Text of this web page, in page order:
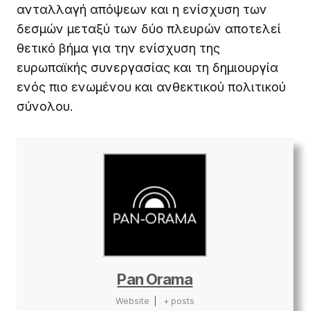
ανταλλαγή απόψεων και η ενίσχυση των
δεσμών μεταξύ των δύο πλευρών αποτελεί
θετικό βήμα για την ενίσχυση της
ευρωπαϊκής συνεργασίας και τη δημιουργία
ενός πιο ενωμένου και ανθεκτικού πολιτικού
σύνολου.
Pan Orama
Website + posts